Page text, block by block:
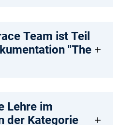
Team ist Teil
"The
Lehre im
der Kategorie